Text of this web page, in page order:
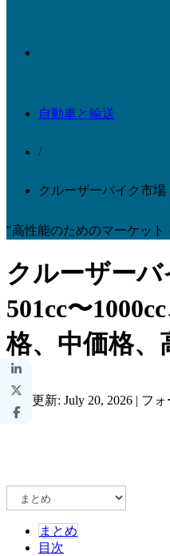
自動車と輸送
/
クルーザーバイク市場
"高性能のためのマーケット
クルーザーバ
501cc〜
格、中価格、
最終更新: July 20, 2026 | フ
まとめ
目次